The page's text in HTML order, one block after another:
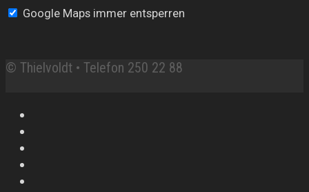
Google Maps immer entsperren
© Thielvoldt • Telefon 250 22 88